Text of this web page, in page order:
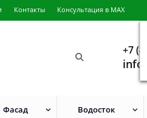
Контакты Консультация в MAX
+7
Фасад Водосток